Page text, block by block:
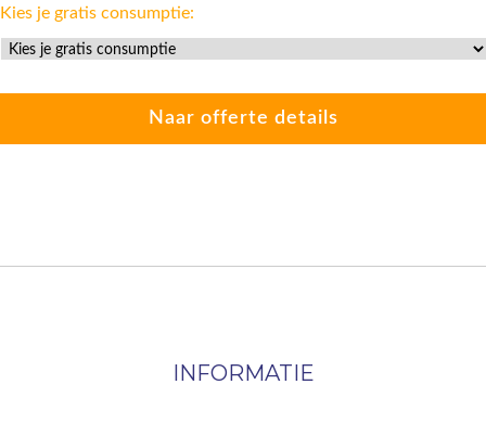
Kies je gratis consumptie:
INFORMATIE